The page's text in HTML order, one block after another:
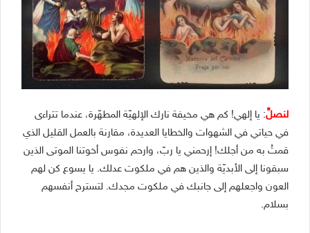
لنصلِّ: يا إلهي! كم هي مخيفة نارك الإلهيّة المطهّرة، عندما تتراءى
في حياتي في الشهوات والخطايا العديدة، مقارنة بالعمل القليل الذي
قمتُ به من أجلك! إرحمني يا ربّ، وارحم نفوس أخوتنا الموتى الذين
سبقونا إلى الأبديّة والذين هم في ملكوت عدلك. يا يسوع كن لهم
العون واجعلهم إلى جانبك في ملكوت مجدك. لتسترح أنفسهم
بسلام.